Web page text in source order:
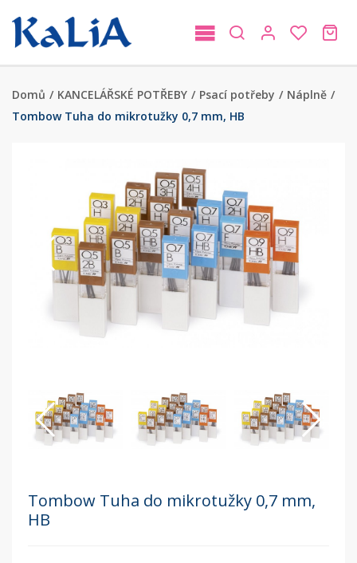
Domů / KANCELÁŘSKÉ POTŘEBY / Psací potřeby / Náplně /
Tombow Tuha do mikrotužky 0,7 mm, HB
Tombow Tuha do mikrotužky 0,7 mm,
HB